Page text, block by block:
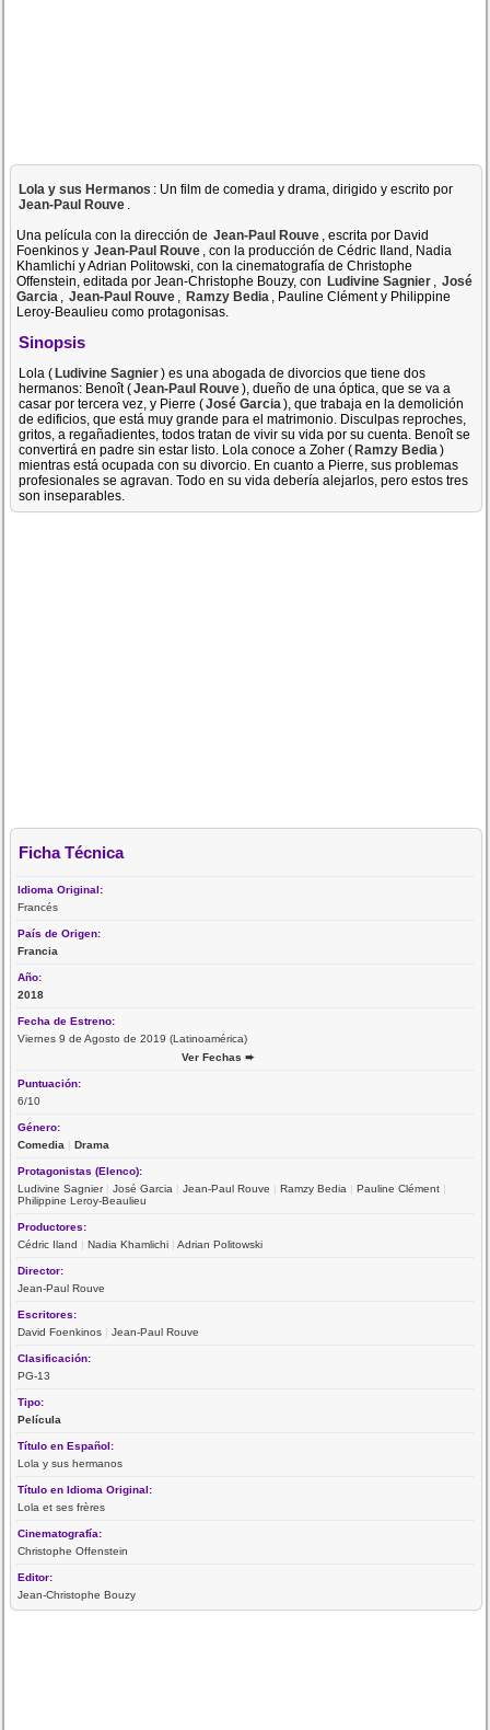
Lola y sus Hermanos : Un film de comedia y drama, dirigido y escrito por
Jean-Paul Rouve .
Una película con la dirección de Jean-Paul Rouve , escrita por David
Foenkinos y Jean-Paul Rouve , con la producción de Cédric Iland, Nadia
Khamlichi y Adrian Politowski, con la cinematografía de Christophe
Offenstein, editada por Jean-Christophe Bouzy, con Ludivine Sagnier , José
Garcia , Jean-Paul Rouve , Ramzy Bedia , Pauline Clément y Philippine
Leroy-Beaulieu como protagonisas.
Sinopsis
Lola (Ludivine Sagnier) es una abogada de divorcios que tiene dos
hermanos: Benoît (Jean-Paul Rouve), dueño de una óptica, que se va a
casar por tercera vez, y Pierre (José Garcia), que trabaja en la demolición
de edificios, que está muy grande para el matrimonio. Disculpas reproches,
gritos, a regañadientes, todos tratan de vivir su vida por su cuenta. Benoît se
convertirá en padre sin estar listo. Lola conoce a Zoher (Ramzy Bedia)
mientras está ocupada con su divorcio. En cuanto a Pierre, sus problemas
profesionales se agravan. Todo en su vida debería alejarlos, pero estos tres
son inseparables.
Ficha Técnica
Idioma Original:
Francés
País de Origen:
Francia
Año:
2018
Fecha de Estreno:
Viernes 9 de Agosto de 2019 (Latinoamérica)
Ver Fechas ➨
Puntuación:
6/10
Género:
Comedia |Drama
Protagonistas (Elenco):
Ludivine Sagnier|José Garcia |Jean-Paul Rouve |Ramzy Bedia |Pauline Clément |
Philippine Leroy-Beaulieu
Productores:
Cédric Iland |Nadia Khamlichi |Adrian Politowski
Director:
Jean-Paul Rouve
Escritores:
David Foenkinos |Jean-Paul Rouve
Clasificación:
PG-13
Tipo:
Película
Título en Español:
Lola y sus hermanos
Título en Idioma Original:
Lola et ses frères
Cinematografía:
Christophe Offenstein
Editor:
Jean-Christophe Bouzy